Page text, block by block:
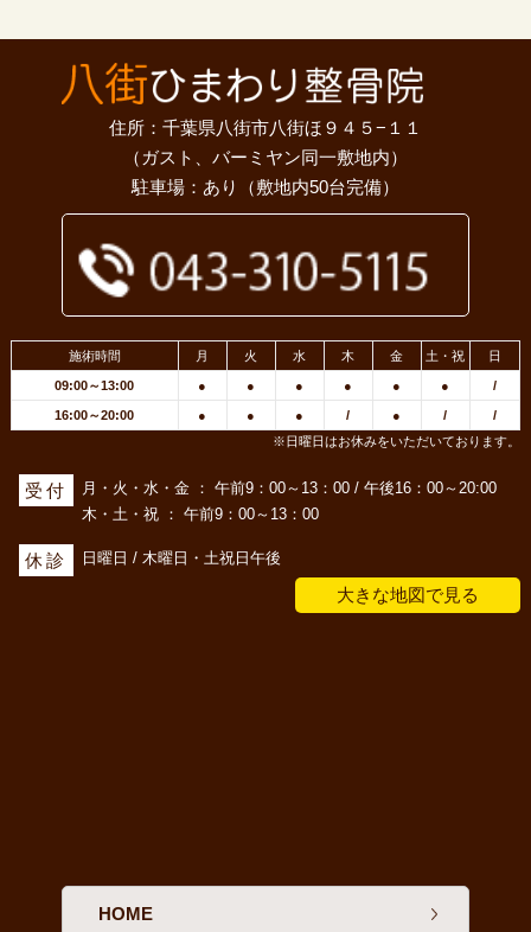
住所：千葉県八街市八街ほ９４５−１１
（ガスト、バーミヤン同一敷地内）
駐車場：あり（敷地内50台完備）
施術時間 月 火 水 木 金 土・祝 日
09:00～13:00 ● ● ● ● ● ● /
16:00～20:00 ● ● ● / ● /
/
※日曜日はお休みをいただいております。
受付
月・火・水・金 ： 午前9：00～13：00 / 午後16：00～20:00
木・土・祝 ： 午前9：00～13：00
休診 日曜日 / 木曜日・土祝日午後
大きな地図で見る
HOME